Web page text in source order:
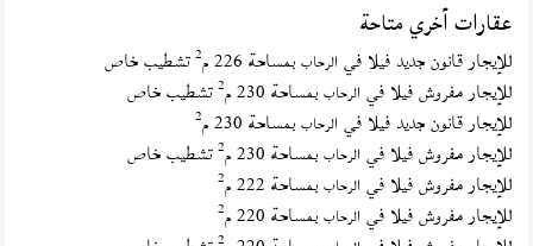
عقارات أخري متاحة
للإيجار قانون جديد فيلا في الرحاب بمساحة 226 م 2تشطيب خاص
للإيجار مفروش فيلا في الرحاب بمساحة 230 م 2تشطيب خاص
للإيجار قانون جديد فيلا في الرحاب بمساحة 230 م 2
للإيجار مفروش فيلا في الرحاب بمساحة 230 م 2تشطيب خاص
للإيجار مفروش فيلا في الرحاب بمساحة 222 م 2
للإيجار مفروش فيلا في الرحاب بمساحة 220 م 2
2